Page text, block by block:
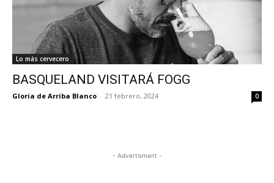
Lo más cervecero
BASQUELAND VISITARÁ FOGG
Gloria de Arriba Blanco - 21 febrero, 2024 0
- Advertisment -